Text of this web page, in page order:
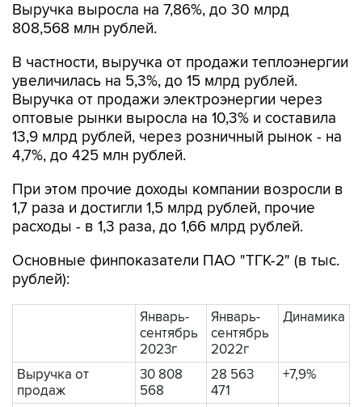
Выручка выросла на 7,86%, до 30 млрд
808,568 млн рублей.
В частности, выручка от продажи теплоэнергии
увеличилась на 5,3%, до 15 млрд рублей.
Выручка от продажи электроэнергии через
оптовые рынки выросла на 10,3% и составила
13,9 млрд рублей, через розничный рынок - на
4,7%, до 425 млн рублей.
При этом прочие доходы компании возросли в
1,7 раза и достигли 1,5 млрд рублей, прочие
расходы - в 1,3 раза, до 1,66 млрд рублей.
Основные финпоказатели ПАО "ТГК-2" (в тыс.
рублей):
Январь-
сентябрь
2023г
Январь-
сентябрь
2022г
Динамика
Выручка от
продаж
30 808
568
28 563
471
+7,9%